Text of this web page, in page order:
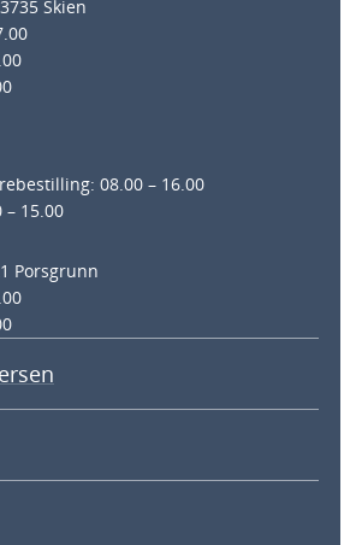
Skien
08.00 – 16.00
– 15.00
Porsgrunn